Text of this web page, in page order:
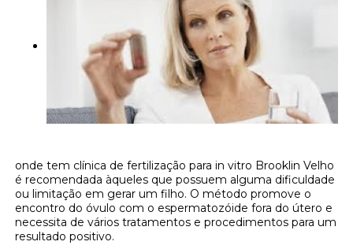
onde tem clínica de fertilização para in vitro Brooklin Velho
é recomendada àqueles que possuem alguma dificuldade
ou limitação em gerar um filho. O método promove o
encontro do óvulo com o espermatozóide fora do útero e
necessita de vários tratamentos e procedimentos para um
resultado positivo.